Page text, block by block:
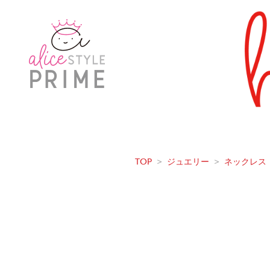
TOP > ジュエリー > ネックレス